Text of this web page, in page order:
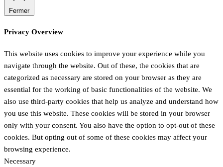
Fermer
Privacy Overview
This website uses cookies to improve your experience while you
navigate through the website. Out of these, the cookies that are
categorized as necessary are stored on your browser as they are
essential for the working of basic functionalities of the website. We
also use third-party cookies that help us analyze and understand how
you use this website. These cookies will be stored in your browser
only with your consent. You also have the option to opt-out of these
cookies. But opting out of some of these cookies may affect your
browsing experience.
Necessary